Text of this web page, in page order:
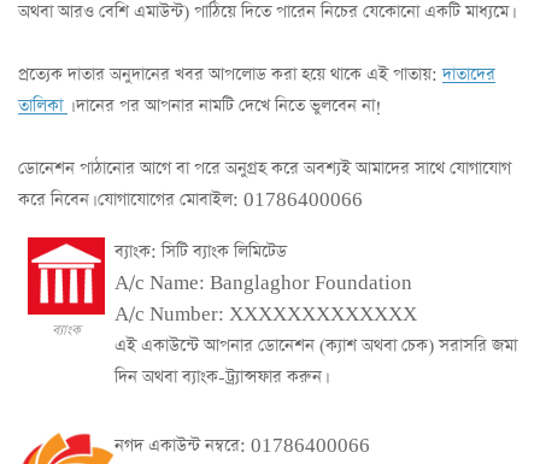
অথবা আরও বেশি এমাউন্ট) পাঠিয়ে দিতে পারেন নিচের যেকোনো একটি মাধ্যমে।
প্রত্যেক দাতার অনুদানের খবর আপলোড করা হয়ে থাকে এই পাতায়:দাতাদের
তালিকা । দানের পর আপনার নামটি দেখে নিতে ভুলবেন না!
ডোনেশন পাঠানোর আগে বা পরে অনুগ্রহ করে অবশ্যই আমাদের সাথে যোগাযোগ
করে নিবেন। যোগাযোগের মোবাইল: 01786400066
ব্যাংক
ব্যাংক: সিটি ব্যাংক লিমিটেড
A/c Name: Banglaghor Foundation
A/c Number: XXXXXXXXXXXXX
এই একাউন্টে আপনার ডোনেশন (ক্যাশ অথবা চেক) সরাসরি জমা
দিন অথবা ব্যাংক-ট্র্যান্সফার করুন।
নগদ একাউন্ট নম্বরে: 01786400066